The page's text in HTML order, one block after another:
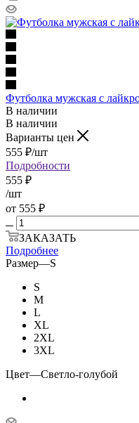
Футболка мужская с
В наличии
В наличии
Варианты цен
555 ₽/шт
Подробности
555 ₽
/шт
от 555 ₽
ЗАКАЗАТЬ
Подробнее
Размер—S
S
M
L
XL
2XL
3XL
Цвет—Светло-голубой